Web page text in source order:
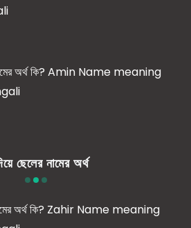
অর্থ কি? Amin Name meaning
ছেলের নামের অর্থ
অর্থ কি? Zahir Name meaning